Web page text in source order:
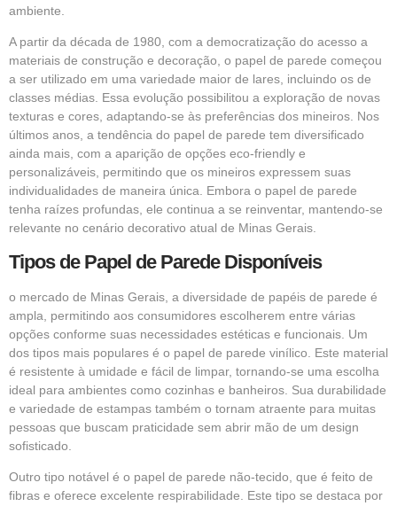
ambiente.
A partir da década de 1980, com a democratização do acesso a
materiais de construção e decoração, o papel de parede começou
a ser utilizado em uma variedade maior de lares, incluindo os de
classes médias. Essa evolução possibilitou a exploração de novas
texturas e cores, adaptando-se às preferências dos mineiros. Nos
últimos anos, a tendência do papel de parede tem diversificado
ainda mais, com a aparição de opções eco-friendly e
personalizáveis, permitindo que os mineiros expressem suas
individualidades de maneira única. Embora o papel de parede
tenha raízes profundas, ele continua a se reinventar, mantendo-se
relevante no cenário decorativo atual de Minas Gerais.
Tipos de Papel de Parede Disponíveis
o mercado de Minas Gerais, a diversidade de papéis de parede é
ampla, permitindo aos consumidores escolherem entre várias
opções conforme suas necessidades estéticas e funcionais. Um
dos tipos mais populares é o papel de parede vinílico. Este material
é resistente à umidade e fácil de limpar, tornando-se uma escolha
ideal para ambientes como cozinhas e banheiros. Sua durabilidade
e variedade de estampas também o tornam atraente para muitas
pessoas que buscam praticidade sem abrir mão de um design
sofisticado.
Outro tipo notável é o papel de parede não-tecido, que é feito de
fibras e oferece excelente respirabilidade. Este tipo se destaca por